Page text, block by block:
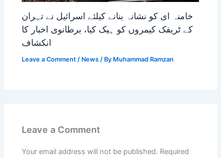
خامنہ ای کو نشانہ بنانے کیلئے اسرائیل نے تہران
کے ٹریفک کیمروں کو ہیک کیا، برطانوی اخبار کا
انکشاف
Leave a Comment / News / By Muhammad Ramzan
Leave a Comment
Your email address will not be published. Required